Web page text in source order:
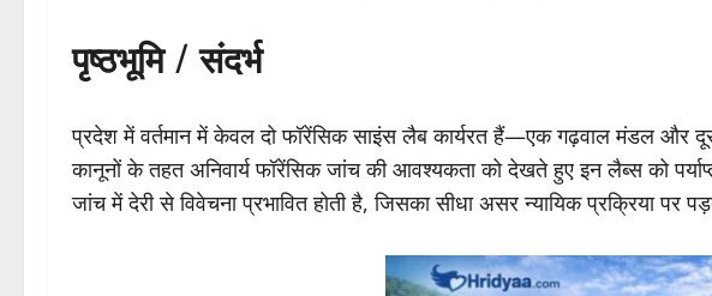
पृष्ठभूमि / संदर्भ
प्रदेश में वर्तमान में केवल दो फॉरेंसिक साइंस लैब कार्यरत हैं—एक गढ़वाल मंडल और
कानूनों के तहत अनिवार्य फॉरेंसिक जांच की आवश्यकता को देखते हुए इन लैब्स को पर्याप्त
जांच में देरी से विवेचना प्रभावित होती है, जिसका सीधा असर न्यायिक प्रक्रिया पर